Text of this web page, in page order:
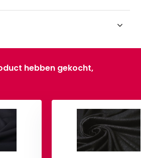
hebben gekocht,